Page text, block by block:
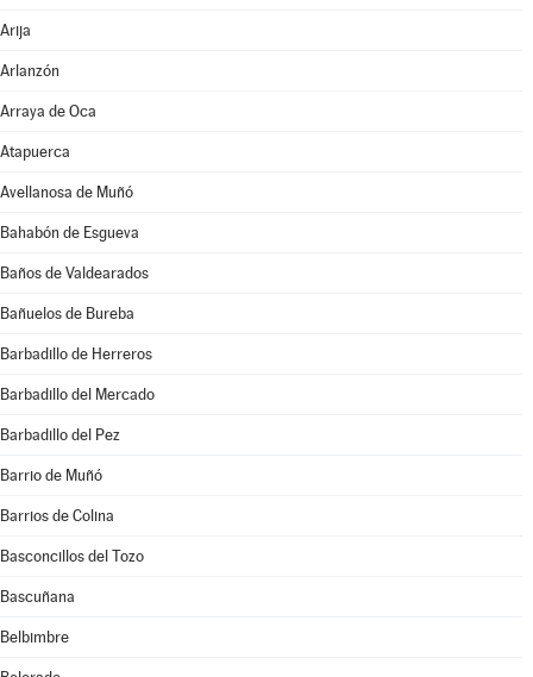
Arija
Arlanzón
Arraya de Oca
Atapuerca
Avellanosa de Muñó
Bahabón de Esgueva
Baños de Valdearados
Bañuelos de Bureba
Barbadillo de Herreros
Barbadillo del Mercado
Barbadillo del Pez
Barrio de Muñó
Barrios de Colina
Basconcillos del Tozo
Bascuñana
Belbimbre